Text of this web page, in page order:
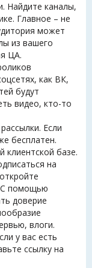
Найдите каналы,
Главное – не
может
из вашего
ЦА.
как ВК,
будут
видео, кто-то
Если
бесплатен.
клиентской базе.
на
С помощью
доверие
влоги.
у вас есть
ссылку на